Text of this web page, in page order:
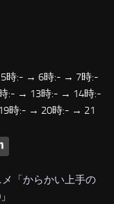
時:- → 6時:- → 7時:-
:- → 13時:- → 14時:-
時:- → 20時:- → 21
メ「からかい上手の
」